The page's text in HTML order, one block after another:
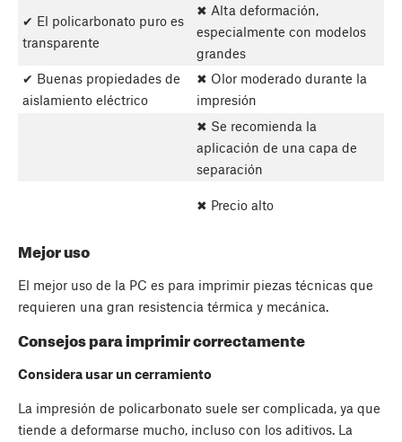
✔ El policarbonato puro es
transparente
✖ Alta deformación,
especialmente con modelos
grandes
✔ Buenas propiedades de
aislamiento eléctrico
✖ Olor moderado durante la
impresión
✖ Se recomienda la
aplicación de una capa de
separación
✖ Precio alto
Mejor uso
El mejor uso de la PC es para imprimir piezas técnicas que
requieren una gran resistencia térmica y mecánica.
Consejos para imprimir correctamente
Considera usar un cerramiento
La impresión de policarbonato suele ser complicada, ya que
tiende a deformarse mucho, incluso con los aditivos. La